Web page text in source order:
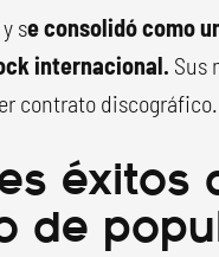
se consolidó como
internacional. Sus
contrato discográfico.
éxitos
de